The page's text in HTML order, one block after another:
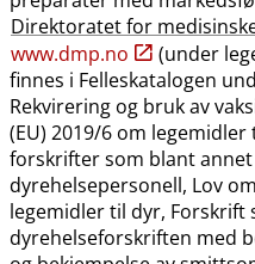
Direktoratet for
www.dmp.no
(under
finnes i Felleskatalogen
Rekvirering og bruk av
(EU) 2019/6 om
forskrifter som blant
dyrehelsepersonell, Lov
legemidler til dyr, Forskrift
dyrehelseforskriften med